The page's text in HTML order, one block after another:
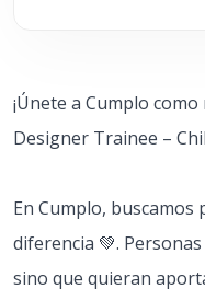
¡Únete a Cumplo
Designer Trainee –
En Cumplo,
diferencia 💚.
sino que quieran